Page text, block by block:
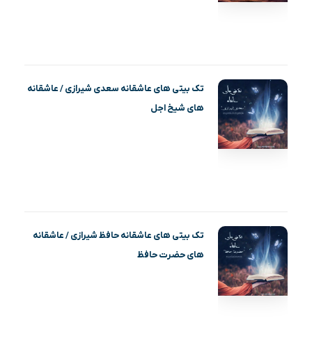
تک بیتی های عاشقانه سعدی شیرازی / عاشقانه
های شیخ اجل
تک بیتی های عاشقانه حافظ شیرازی / عاشقانه
های حضرت حافظ